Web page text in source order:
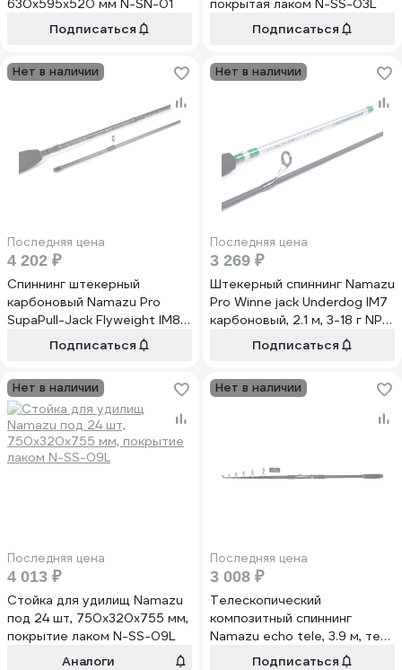
630x595x520 мм N-SN-01
Подписаться
покрытая лаком N-SS-03L
Подписаться
Нет в наличии
Последняя цена
4 202 ₽
Спиннинг штекерный
карбоновый Namazu Pro
SupaPull-Jack Flyweight IM8
1.9 м, 0.5-5 г NP-SJF-19UL-S
Подписаться
Нет в наличии
Последняя цена
3 269 ₽
Штекерный спиннинг Namazu
Pro Winne jack Underdog IM7
карбоновый, 2.1 м, 3-18 г NP-
WJU-21LПодписаться
Нет в наличии
Последняя цена
4 013 ₽
Стойка для удилищ Namazu
под 24 шт, 750x320x755 мм,
покрытие лаком N-SS-09L
Аналоги
Нет в наличии
Последняя цена
3 008 ₽
Телескопический
композитный спиннинг
Namazu echo tele, 3.9 м, тест
60-120 г NE-39120T
Подписаться